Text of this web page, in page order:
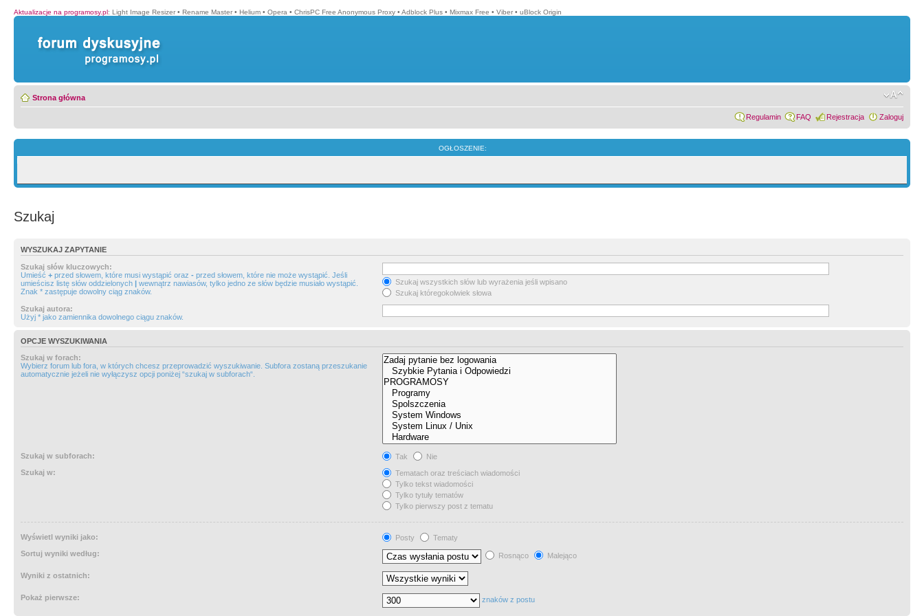
Aktualizacje na programosy.pl: Light Image Resizer • Rename Master • Helium • Opera • ChrisPC Free Anonymous Proxy • Adblock Plus • Mixmax Free • Viber • uBlock Origin
Strona główna
Regulamin FAQ Rejestracja Zaloguj
OGŁOSZENIE:
Szukaj
WYSZUKAJ ZAPYTANIE
Szukaj słów kluczowych:
Umieść + przed słowem, które musi wystąpić oraz - przed słowem, które nie może wystąpić. Jeśli
umieścisz listę słów oddzielonych | wewnątrz nawiasów, tylko jedno ze słów będzie musiało wystąpić.
Znak * zastępuje dowolny ciąg znaków.
Szukaj wszystkich słów lub wyrażenia jeśli wpisano
Szukaj któregokolwiek słowa
Szukaj autora:
Użyj * jako zamiennika dowolnego ciągu znaków.
OPCJE WYSZUKIWANIA
Szukaj w forach:
Wybierz forum lub fora, w których chcesz przeprowadzić wyszukiwanie. Subfora zostaną przeszukanie
automatycznie jeżeli nie wyłączysz opcji poniżej “szukaj w subforach“.
Szukaj w subforach: Tak
Nie
Szukaj w:
Tematach oraz treściach wiadomości
Tylko tekst wiadomości
Tylko tytuły tematów
Tylko pierwszy post z tematu
Wyświetl wyniki jako: Posty
Tematy
Sortuj wyniki według:
Rosnąco Malejąco
Wyniki z ostatnich:
Pokaż pierwsze: znaków z postu